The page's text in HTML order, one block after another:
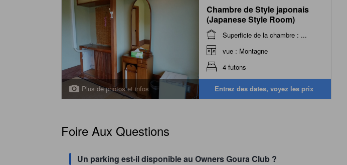
Plus de photos et infos
Chambre de Style japonais
(Japanese Style Room)
Superficie de la chambre : ...
vue : Montagne
4 futons
Entrez des dates, voyez les prix
Foire Aux Questions
Un parking est-il disponible au Owners Goura Club ?